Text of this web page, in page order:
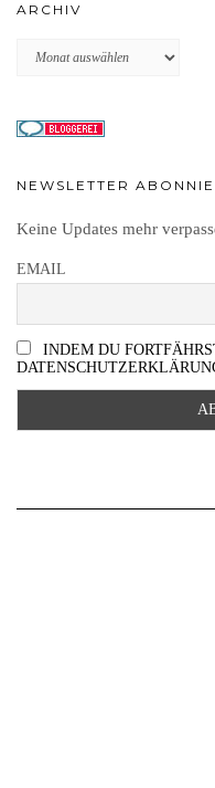
ARCHIV
Archiv
NEWSLETTER
Keine Updates mehr
EMAIL
INDEM DU